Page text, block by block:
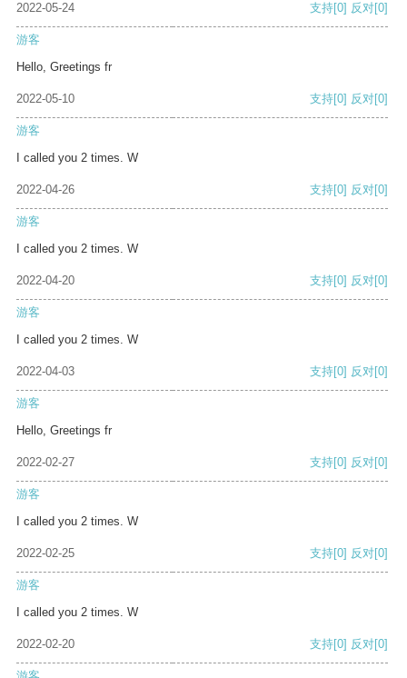
2022-05-24 支持[0] 反对[0]
游客
Hello, Greetings fr
2022-05-10 支持[0] 反对[0]
游客
I called you 2 times. W
2022-04-26 支持[0] 反对[0]
游客
I called you 2 times. W
2022-04-20 支持[0] 反对[0]
游客
I called you 2 times. W
2022-04-03 支持[0] 反对[0]
游客
Hello, Greetings fr
2022-02-27 支持[0] 反对[0]
游客
I called you 2 times. W
2022-02-25 支持[0] 反对[0]
游客
I called you 2 times. W
2022-02-20 支持[0] 反对[0]